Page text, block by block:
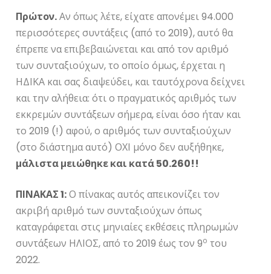
Πρώτον.Αν όπως λέτε, είχατε απονέμει 94.000
περισσότερες συντάξεις (από το 2019), αυτό θα
έπρεπε να επιβεβαιώνεται και από τον αριθμό
των συνταξιούχων, το οποίο όμως, έρχεται η
ΗΔΙΚΑ και σας διαψεύδει, και ταυτόχρονα δείχνει
και την αλήθεια: ότι ο πραγματικός αριθμός των
εκκρεμών συντάξεων σήμερα, είναι όσο ήταν και
το 2019 (!) αφού, ο αριθμός των συνταξιούχων
(στο διάστημα αυτό) ΟΧΙ μόνο δεν αυξήθηκε,
μάλιστα μειώθηκε και κατά 50.260!!
ΠΙΝΑΚΑΣ 1:Ο πίνακας αυτός απεικονίζει τον
ακριβή αριθμό των συνταξιούχων όπως
καταγράφεται στις μηνιαίες εκθέσεις πληρωμών
συντάξεων ΗΛΙΟΣ, από το 2019 έως τον 9ο του
2022.